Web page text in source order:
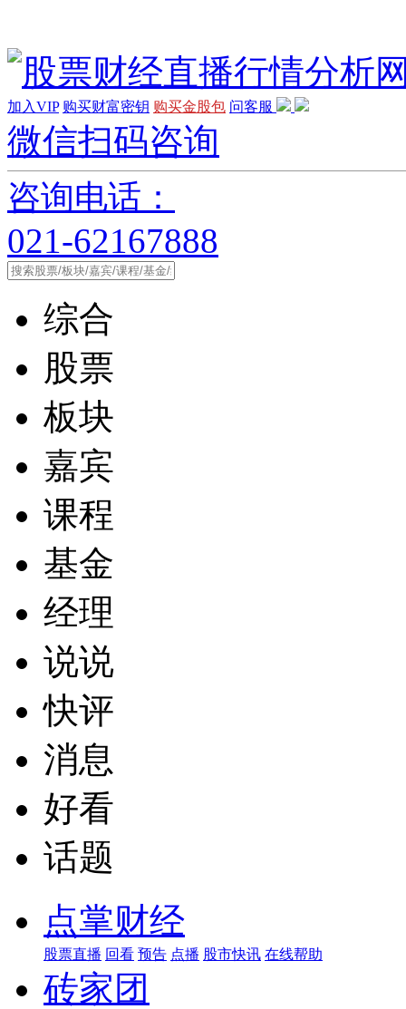
加入VIP 购买财富密钥 购买金股包 问客服
微信扫码咨询
咨询电话：
021-62167888
综合
股票
板块
嘉宾
课程
基金
经理
说说
快评
消息
好看
话题
点掌财经
股票直播 回看 预告 点播 股市快讯 在线帮助
砖家团